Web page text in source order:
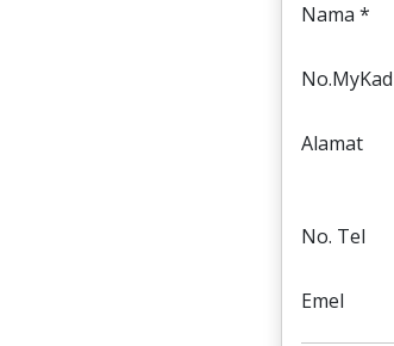
Nama *
No.MyKad
Alamat
No. Tel
Emel